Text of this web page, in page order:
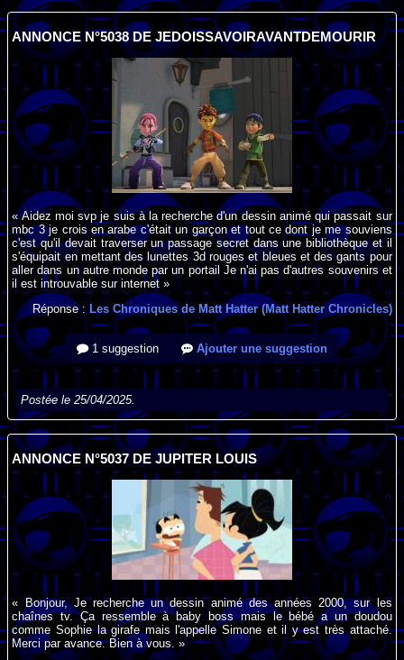
ANNONCE N°5038 DE JEDOISSAVOIRAVANTDEMOURIR
« Aidez moi svp je suis à la recherche d'un dessin animé qui passait sur
mbc 3 je crois en arabe c'était un garçon et tout ce dont je me souviens
c'est qu'il devait traverser un passage secret dans une bibliothèque et il
s'équipait en mettant des lunettes 3d rouges et bleues et des gants pour
aller dans un autre monde par un portail Je n'ai pas d'autres souvenirs et
il est introuvable sur internet »
Réponse : Les Chroniques de Matt Hatter (Matt Hatter Chronicles)
1 suggestion Ajouter une suggestion
Postée le 25/04/2025.
ANNONCE N°5037 DE JUPITER LOUIS
« Bonjour, Je recherche un dessin animé des années 2000, sur les
chaînes tv. Ça ressemble à baby boss mais le bébé a un doudou
comme Sophie la girafe mais l'appelle Simone et il y est très attaché.
Merci par avance. Bien à vous. »